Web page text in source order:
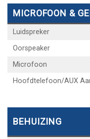
MICROFOON &
Luidspreker
Oorspeaker
Microfoon
Hoofdtelefoon/AUX
BEHUIZING